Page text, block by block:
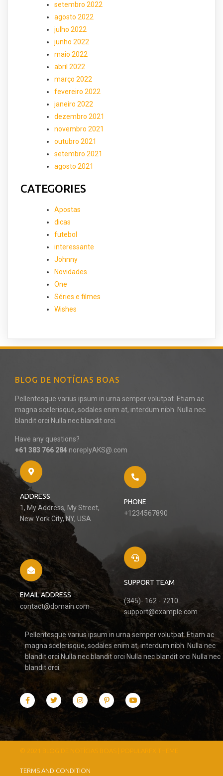
setembro 2022
agosto 2022
julho 2022
junho 2022
maio 2022
abril 2022
março 2022
fevereiro 2022
janeiro 2022
dezembro 2021
novembro 2021
outubro 2021
setembro 2021
agosto 2021
CATEGORIES
Apostas
dicas
futebol
interessante
Johnny
Novidades
One
Séries e filmes
Wishes
BLOG DE NOTÍCIAS BOAS
Pellentesque varius ipsum in urna semper volutpat. Etiam ac
magna scelerisque, sodales enim at, interdum nibh. Nulla nec
blandit orci Nulla nec blandit orci.
Have any questions?
+61 383 766 284 noreplyAKS@.com
ADDRESS
1, My Address, My Street,
New York City, NY, USA
PHONE
+1234567890
EMAIL ADDRESS
contact@domain.com
SUPPORT TEAM
(345)- 162 - 7210
support@example.com
Pellentesque varius ipsum in urna semper volutpat. Etiam ac
magna scelerisque, sodales enim at, interdum nibh. Nulla nec
blandit orci Nulla nec blandit orci Nulla nec blandit orci Nulla nec
blandit orci.
© 2021 BLOG DE NOTÍCIAS BOAS | POPULARFX THEME
TERMS AND CONDITION